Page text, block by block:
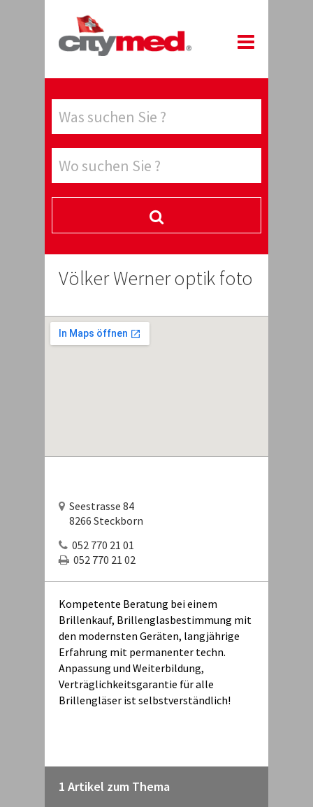
Völker Werner optik foto
Seestrasse 84
8266 Steckborn
052 770 21 01
052 770 21 02
Kompetente Beratung bei einem
Brillenkauf, Brillenglasbestimmung mit
den modernsten Geräten, langjährige
Erfahrung mit permanenter techn.
Anpassung und Weiterbildung,
Verträglichkeitsgarantie für alle
Brillengläser ist selbstverständlich!
1 Artikel zum Thema